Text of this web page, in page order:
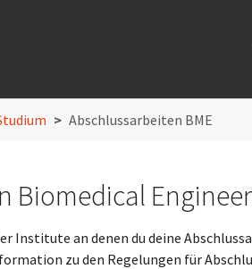
Abschlussarbeiten BME
Biomedical
Institute an denen du deine
zu den Regelungen für